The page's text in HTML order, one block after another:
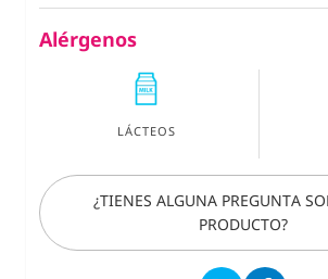
Alérgenos
LÁCTEOS
¿TIENES ALGUNA PREGUNTA
PRODUCTO?